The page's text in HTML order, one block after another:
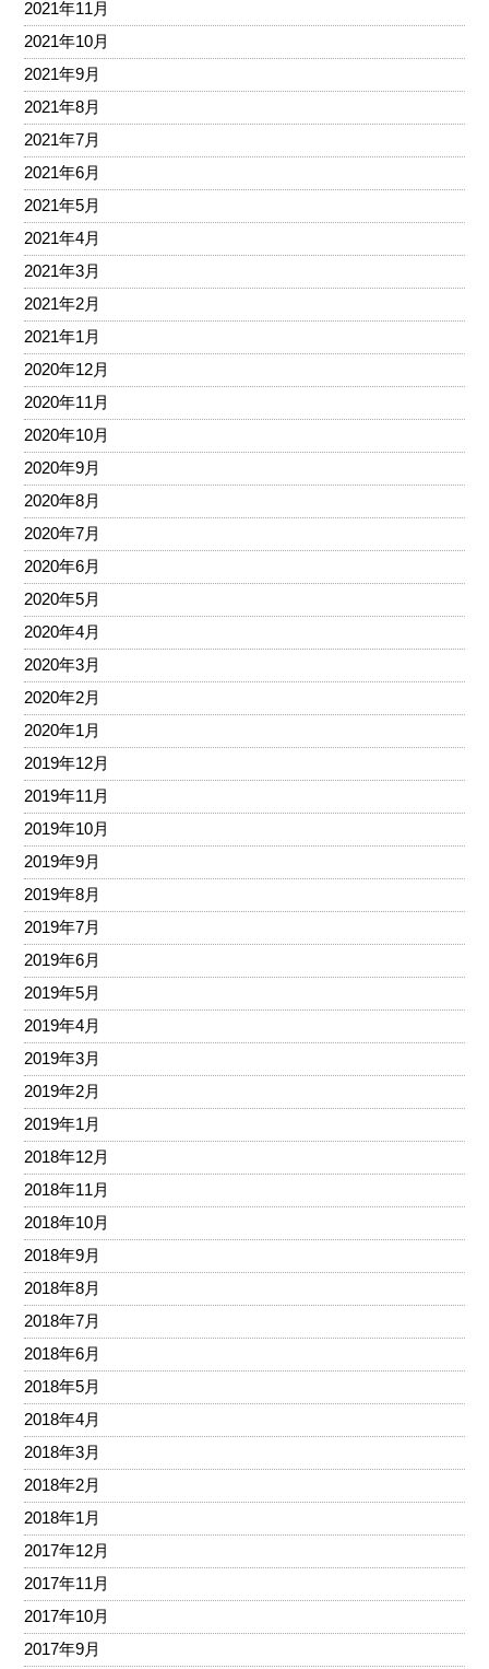
2021年11月
2021年10月
2021年9月
2021年8月
2021年7月
2021年6月
2021年5月
2021年4月
2021年3月
2021年2月
2021年1月
2020年12月
2020年11月
2020年10月
2020年9月
2020年8月
2020年7月
2020年6月
2020年5月
2020年4月
2020年3月
2020年2月
2020年1月
2019年12月
2019年11月
2019年10月
2019年9月
2019年8月
2019年7月
2019年6月
2019年5月
2019年4月
2019年3月
2019年2月
2019年1月
2018年12月
2018年11月
2018年10月
2018年9月
2018年8月
2018年7月
2018年6月
2018年5月
2018年4月
2018年3月
2018年2月
2018年1月
2017年12月
2017年11月
2017年10月
2017年9月